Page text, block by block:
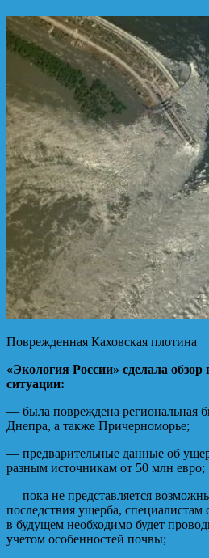
Поврежденная Каховская плотина
«Экология России» сделала обзор
ситуации:
— была повреждена региональная
Днепра, а также Причерноморье;
— предварительные данные об
разным источникам от 50 млн евро;
— пока не представляется
последствия ущерба, специалистам
в будущем необходимо будет
учетом особенностей почвы;